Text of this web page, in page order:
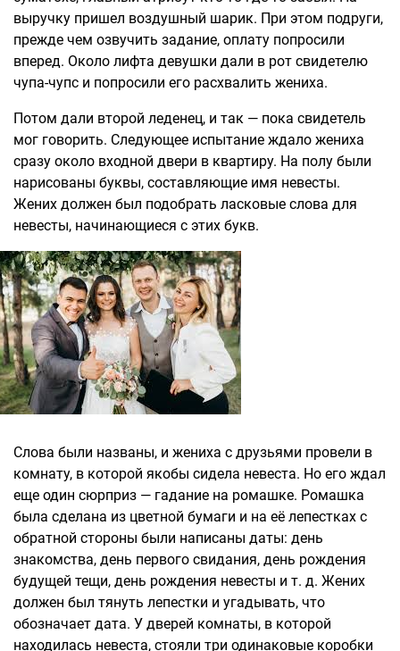
выручку пришел воздушный шарик. При этом подруги,
прежде чем озвучить задание, оплату попросили
вперед. Около лифта девушки дали в рот свидетелю
чупа-чупс и попросили его расхвалить жениха.
Потом дали второй леденец, и так — пока свидетель
мог говорить. Следующее испытание ждало жениха
сразу около входной двери в квартиру. На полу были
нарисованы буквы, составляющие имя невесты.
Жених должен был подобрать ласковые слова для
невесты, начинающиеся с этих букв.
Слова были названы, и жениха с друзьями провели в
комнату, в которой якобы сидела невеста. Но его ждал
еще один сюрприз — гадание на ромашке. Ромашка
была сделана из цветной бумаги и на её лепестках с
обратной стороны были написаны даты: день
знакомства, день первого свидания, день рождения
будущей тещи, день рождения невесты и т. д. Жених
должен был тянуть лепестки и угадывать, что
обозначает дата. У дверей комнаты, в которой
находилась невеста, стояли три одинаковые коробки